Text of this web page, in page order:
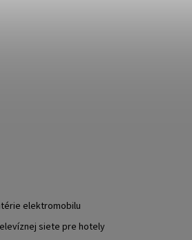
elektromobilu
siete pre hotely